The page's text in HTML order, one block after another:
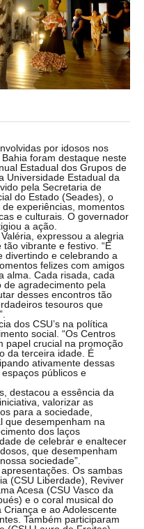
por idosos nos
foram destaque neste
Estadual dos Grupos de
Universidade Estadual da
pela Secretaria de
do Estado (Seades), o
experiências, momentos
e culturais. O governador
a ação.
expressou a alegria
vibrante e festivo. “É
divertindo e celebrando a
felizes com amigos
alma. Cada risada, cada
agradecimento pela
desses encontros tão
tesouros que
dos CSU’s na política
social. “Os Centros
papel crucial na promoção
da terceira idade. É
ativamente dessas
públicos e
destacou a essência da
valorizar as
para a sociedade,
que desempenham na
dos laços
de celebrar e enaltecer
que desempenham
sociedade”.
Os sambas
(CSU Liberdade), Reviver
Acesa (CSU Vasco da
e o coral musical do
e ao Adolescente
Também participaram